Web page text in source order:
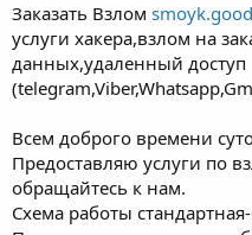
Заказать Взлом
услуги хакера,взлом на
данных,удаленный доступ
Всем доброго времени
Предоставляю услуги по
обращайтесь к нам.
Схема работы